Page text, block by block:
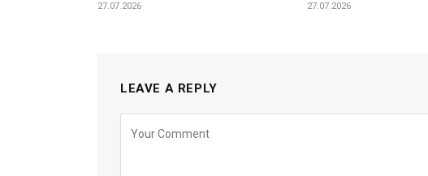
27.07.2026 27.07.2026
LEAVE A REPLY